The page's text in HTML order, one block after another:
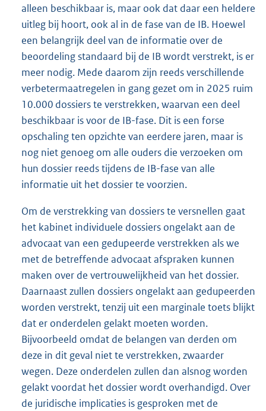
alleen beschikbaar is, maar ook dat daar een heldere
uitleg bij hoort, ook al in de fase van de IB. Hoewel
een belangrijk deel van de informatie over de
beoordeling standaard bij de IB wordt verstrekt, is er
meer nodig. Mede daarom zijn reeds verschillende
verbetermaatregelen in gang gezet om in 2025 ruim
10.000 dossiers te verstrekken, waarvan een deel
beschikbaar is voor de IB-fase. Dit is een forse
opschaling ten opzichte van eerdere jaren, maar is
nog niet genoeg om alle ouders die verzoeken om
hun dossier reeds tijdens de IB-fase van alle
informatie uit het dossier te voorzien.
Om de verstrekking van dossiers te versnellen gaat
het kabinet individuele dossiers ongelakt aan de
advocaat van een gedupeerde verstrekken als we
met de betreffende advocaat afspraken kunnen
maken over de vertrouwelijkheid van het dossier.
Daarnaast zullen dossiers ongelakt aan gedupeerden
worden verstrekt, tenzij uit een marginale toets blijkt
dat er onderdelen gelakt moeten worden.
Bijvoorbeeld omdat de belangen van derden om
deze in dit geval niet te verstrekken, zwaarder
wegen. Deze onderdelen zullen dan alsnog worden
gelakt voordat het dossier wordt overhandigd. Over
de juridische implicaties is gesproken met de